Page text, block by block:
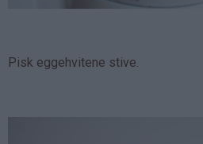
Pisk eggehvitene stive.